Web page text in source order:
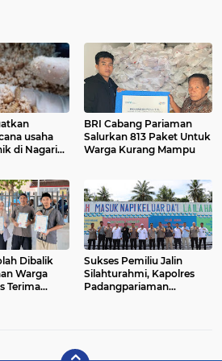
usaha
di Nagari
BRI Cabang Pariaman
Salurkan 813 Paket Untuk
Warga Kurang Mampu
Dibalik
Warga
Terima
Sukses Pemiliu Jalin
Silahturahmi, Kapolres
Padangpariaman